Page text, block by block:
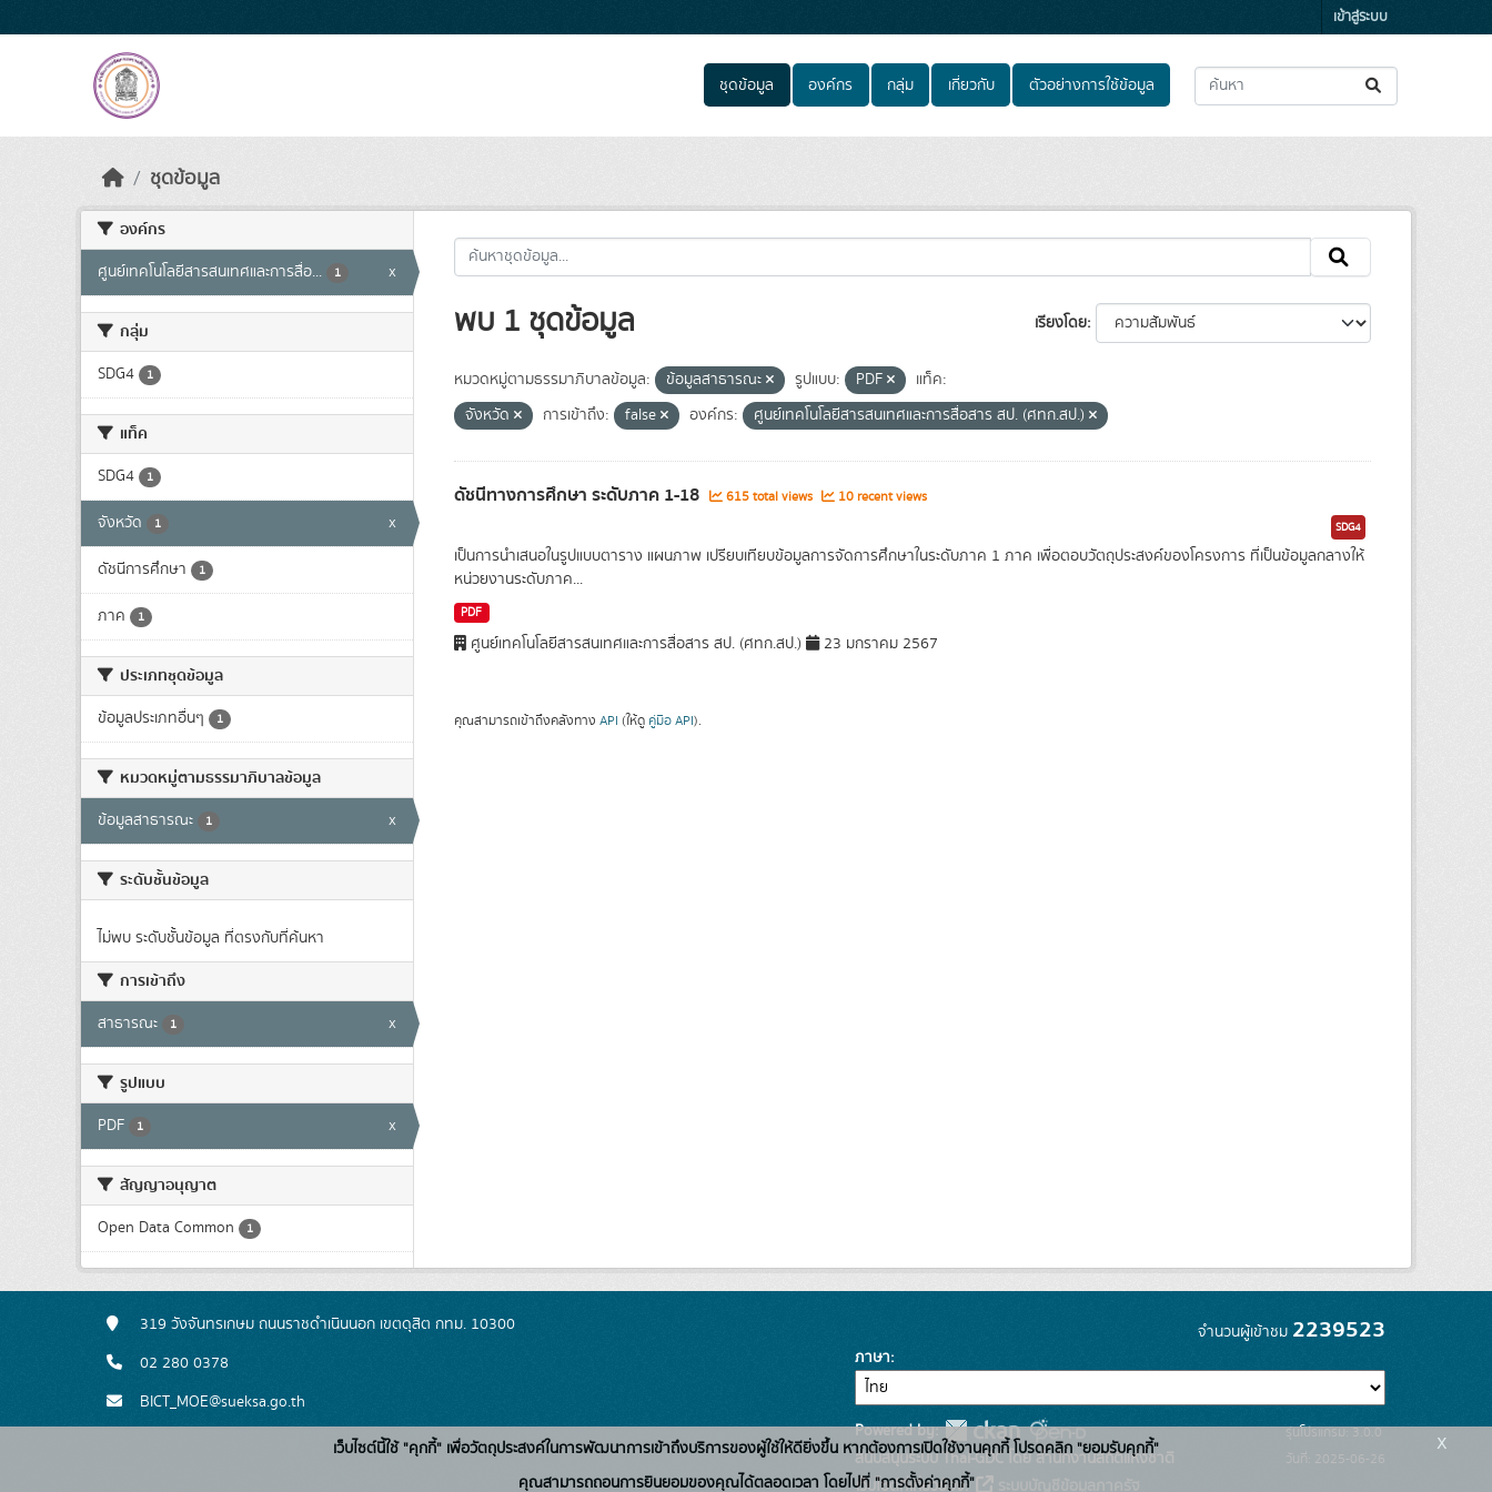
เข้าสู่ระบบ
ชุดข้อมูล องค์กร กลุ่ม เกี่ยวกับ ตัวอย่างการใช้ข้อมูล
ชุดข้อมูล
องค์กร
ศูนย์เทคโนโลยีสารสนเทศและการสื่อ... 1 x
กลุ่ม
SDG4 1
แท็ค
SDG4 1
จังหวัด 1 x
ดัชนีการศึกษา 1
ภาค 1
ประเภทชุดข้อมูล
ข้อมูลประเภทอื่นๆ 1
หมวดหมู่ตามธรรมาภิบาลข้อมูล
ข้อมูลสาธารณะ 1 x
ระดับชั้นข้อมูล
ไม่พบ ระดับชั้นข้อมูล ที่ตรงกับที่ค้นหา
การเข้าถึง
สาธารณะ 1 x
รูปแบบ
PDF 1 x
สัญญาอนุญาต
Open Data Common 1
เรียงโดย
พบ 1 ชุดข้อมูล
หมวดหมู่ตามธรรมาภิบาลข้อมูล: ข้อมูลสาธารณะ รูปแบบ: PDF
แท็ค:
จังหวัด
การเข้าถึง: false องค์กร: ศูนย์เทคโนโลยีสารสนเทศและการสื่อสาร สป. (ศทก.สป.)
ดัชนีทางการศึกษา ระดับภาค 1-18 615 total views 10 recent views
SDG4
เป็นการนำเสนอในรูปแบบตาราง แผนภาพ เปรียบเทียบข้อมูลการจัดการศึกษาในระดับภาค 1 ภาค เพื่อตอบวัตถุประสงค์ของโครงการ ที่เป็นข้อมูลกลางให้
หน่วยงานระดับภาค...
PDF
ศูนย์เทคโนโลยีสารสนเทศและการสื่อสาร สป. (ศทก.สป.) 23 มกราคม 2567
คุณสามารถเข้าถึงคลังทาง API (ให้ดู คู่มือ API).
319 วังจันทรเกษม ถนนราชดำเนินนอก เขตดุสิต กทม. 10300
02 280 0378
BICT_MOE@sueksa.go.th
จำนวนผู้เข้าชม 2239523
ภาษา
Powered by:
สนับสนุนระบบ Thai-GDC โดย สำนักงานสถิติแห่งชาติ
เว็บไซต์ที่เกี่ยวข้อง:
รุ่นโปรแกรม: 3.0.0
วันที่: 2025-06-26
เว็บไซต์นี้ใช้ "คุกกี้" เพื่อวัตถุประสงค์ในการพัฒนาการเข้าถึงบริการของผู้ใช้ให้ดียิ่งขึ้น หากต้องการเปิดใช้งานคุกกี้ โปรดคลิก "ยอมรับคุกกี้"
คุณสามารถถอนการยินยอมของคุณได้ตลอดเวลา โดยไปที่ "การตั้งค่าคุกกี้"
x